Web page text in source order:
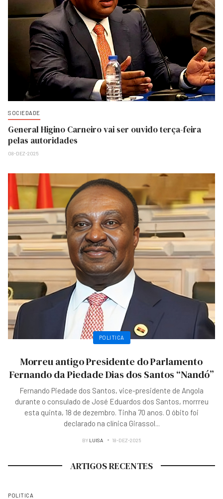
SOCIEDADE
General Higino Carneiro vai ser ouvido terça-feira
pelas autoridades
08-DEZ-2025
POLITICA
Morreu antigo Presidente do Parlamento
Fernando da Piedade Dias dos Santos “Nandó”
Fernando Piedade dos Santos, vice-presidente de Angola
durante o consulado de José Eduardos dos Santos, morrreu
esta quinta, 18 de dezembro. Tinha 70 anos. O óbito foi
declarado na clínica Girassol...
BY LUISA 18-DEZ-2025
ARTIGOS RECENTES
POLITICA